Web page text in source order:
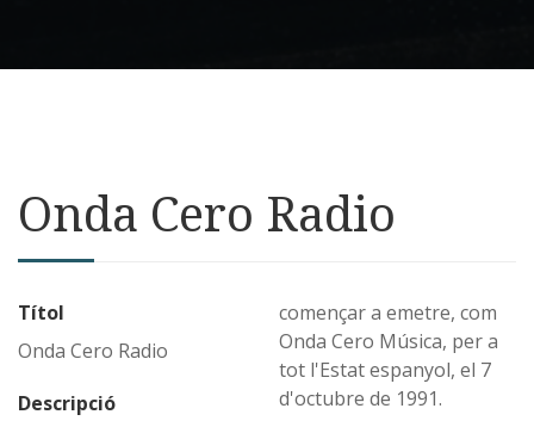
Onda Cero Radio
Títol
Onda Cero Radio
Descripció
començar a emetre, com
Onda Cero Música, per a
tot l'Estat espanyol, el 7
d'octubre de 1991.